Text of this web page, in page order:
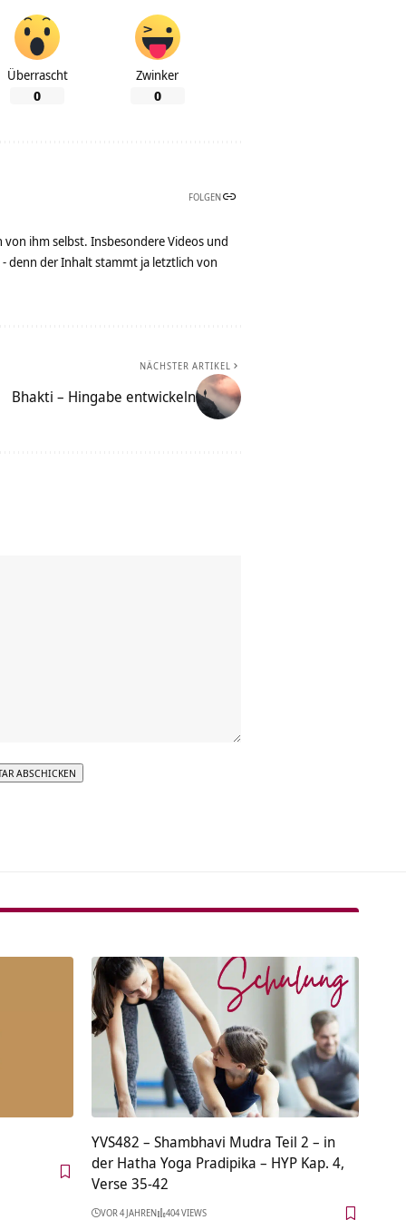
Überrascht
0
Zwinker
0
FOLGEN
ihm selbst. Insbesondere Videos und
denn der Inhalt stammt ja letztlich von
NÄCHSTER ARTIKEL
Bhakti – Hingabe entwickeln
YVS482 – Shambhavi Mudra Teil 2 – in
der Hatha Yoga Pradipika – HYP Kap. 4,
Verse 35-42
VOR 4 JAHREN 404 VIEWS